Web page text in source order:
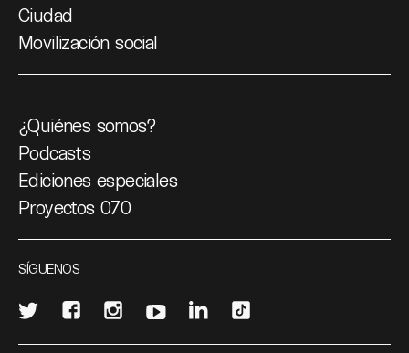
Ciudad
Movilización social
¿Quiénes somos?
Podcasts
Ediciones especiales
Proyectos 070
SÍGUENOS